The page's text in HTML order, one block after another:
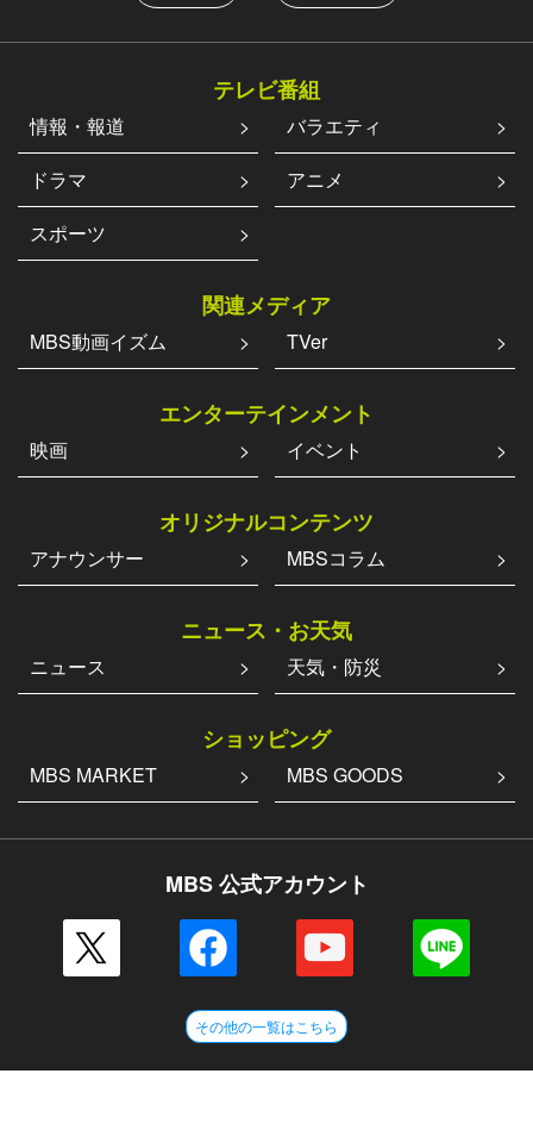
テレビ番組
情報・報道
バラエティ
ドラマ
アニメ
スポーツ
関連メディア
MBS動画イズム TVer
エンターテインメント
映画 イベント
オリジナルコンテンツ
アナウンサー MBSコラム
ニュース・お天気
ニュース 天気・防災
ショッピング
MBS MARKET MBS GOODS
MBS 公式アカウント
その他の一覧はこちら